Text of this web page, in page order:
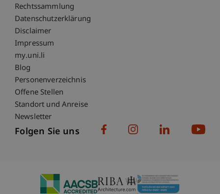
Fußzeile Rechtliche Hinweise
Rechtssammlung
Datenschutzerklärung
Disclaimer
Impressum
Fußzeile Subdomain-Verzeichnis
my.uni.li
Blog
Personenverzeichnis
Offene Stellen
Standort und Anreise
Newsletter
Folgen Sie uns